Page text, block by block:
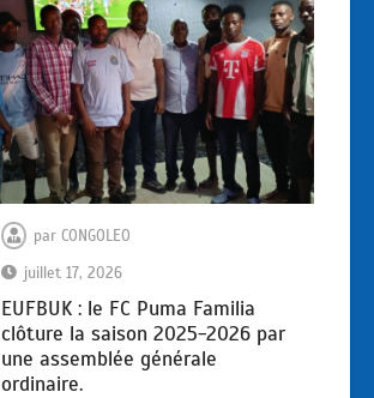
par CONGOLEO
juillet 17, 2026
EUFBUK : le FC Puma Familia
clôture la saison 2025-2026 par
une assemblée générale
ordinaire.